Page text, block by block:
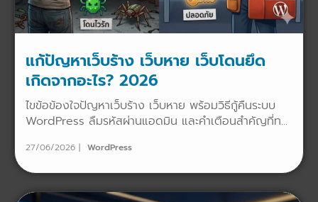
แก้ปัญหาเว็บร้าง เว็บหาย เว็บโดนยึด
เกิดจากอะไร? 2026
ไขข้อข้องใจปัญหาเว็บร้าง เว็บหาย พร้อมวิธีกู้คืนระบบ
WordPress ลืมรหัสผ่านแอดมิน และคำเตือนสำคัญที่ท...
27/06/2026 WordPress